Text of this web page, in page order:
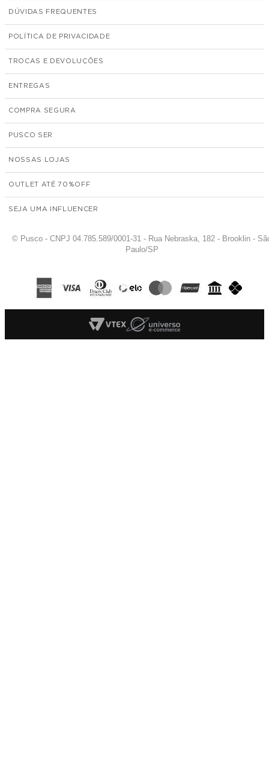
DÚVIDAS FREQUENTES
POLÍTICA DE PRIVACIDADE
TROCAS E DEVOLUÇÕES
ENTREGAS
COMPRA SEGURA
PUSCO SER
NOSSAS LOJAS
OUTLET ATÉ 70%
SEJA UMA INFLUENCER
© Pusco - CNPJ 04.785.589/0001-31 - Rua Nebraska, 182 - Brooklin -
Paulo/SP